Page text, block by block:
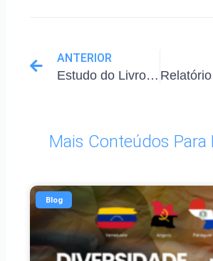
ANTERIOR
Estudo do Livro: “O Jeito Harvard de Ser Feliz”
Mais Conteúdos Para
Blog